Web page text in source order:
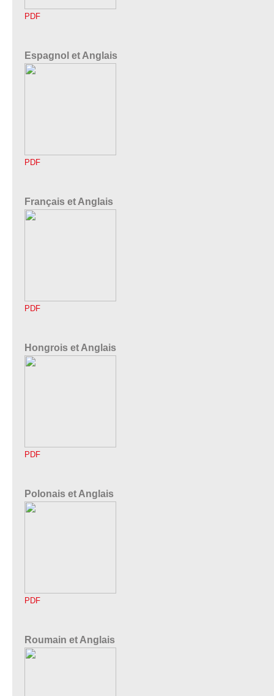
PDF
Espagnol et Anglais
PDF
Français et Anglais
PDF
Hongrois et Anglais
PDF
Polonais et Anglais
PDF
Roumain et Anglais